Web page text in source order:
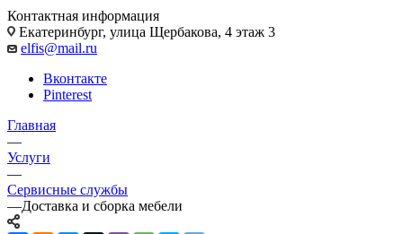
Контактная информация
Екатеринбург, улица Щербакова, 4 этаж 3
elfis@mail.ru
Вконтакте
Pinterest
Главная
—
Услуги
—
Сервисные службы
—Доставка и сборка мебели